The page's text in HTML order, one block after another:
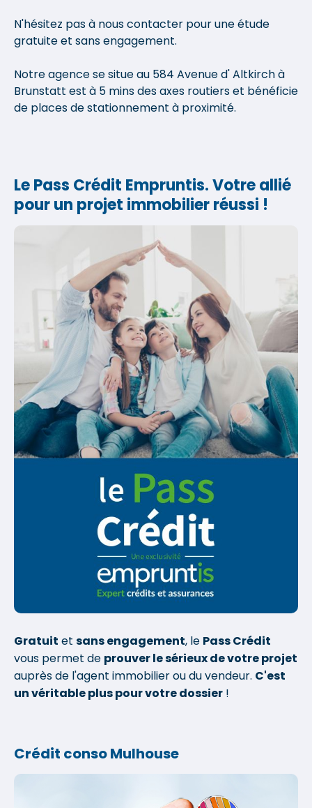
N'hésitez pas à nous contacter pour une étude
gratuite et sans engagement.
Notre agence se situe au 584 Avenue d' Altkirch à
Brunstatt est à 5 mins des axes routiers et bénéficie
de places de stationnement à proximité.
Le Pass Crédit Empruntis. Votre allié
pour un projet immobilier réussi !
Gratuit et sans engagement, le Pass Crédit
vous permet de prouver le sérieux de votre projet
auprès de l'agent immobilier ou du vendeur. C'est
un véritable plus pour votre dossier !
Crédit conso Mulhouse